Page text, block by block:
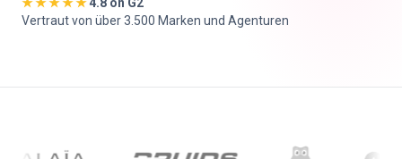
Vertraut von über 3.500 Marken und Agenturen